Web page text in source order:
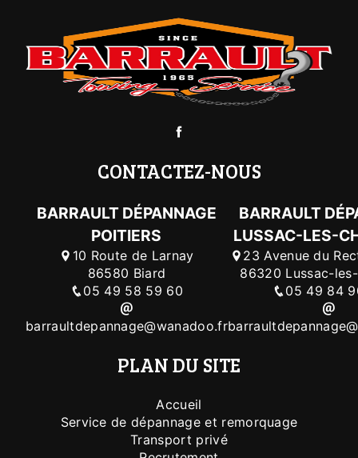
CONTACTEZ-NOUS
BARRAULT DÉPANNAGE
POITIERS
10 Route de Larnay
86580 Biard
05 49 58 59 60
barraultdepannage@wanadoo.fr
BARRAULT
LUSSAC-LES-
23 Avenue du
86320 Lussac-
05 49 84
PLAN DU SITE
Accueil
Service de dépannage et remorquage
Transport privé